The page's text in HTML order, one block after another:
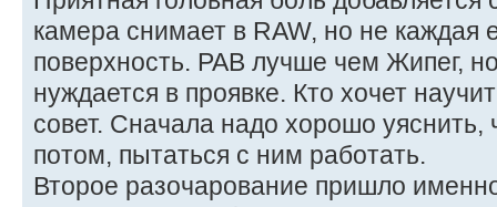
камера снимает в RAW, но не каждая
поверхность. РАВ лучше чем Жипег,
нуждается в проявке. Кто хочет
совет. Сначала надо хорошо уяснить,
потом, пытаться с ним работать.
Второе разочарование пришло